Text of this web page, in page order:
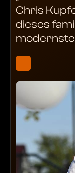
Chris
dieses